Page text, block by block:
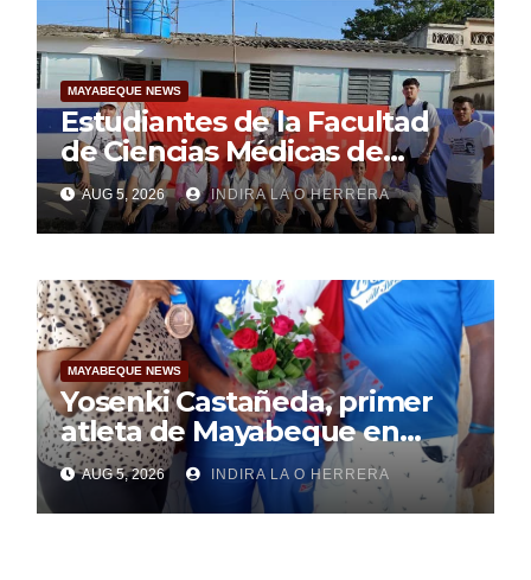
MAYABEQUE NEWS
Estudiantes de la Facultad
de Ciencias Médicas de
Mayabeque realizan
pesquisa
AUG 5, 2026 INDIRA LA O HERRERA
MAYABEQUE NEWS
Yosenki Castañeda, primer
atleta de Mayabeque en
subir al podio
centroamericano
AUG 5, 2026 INDIRA LA O HERRERA